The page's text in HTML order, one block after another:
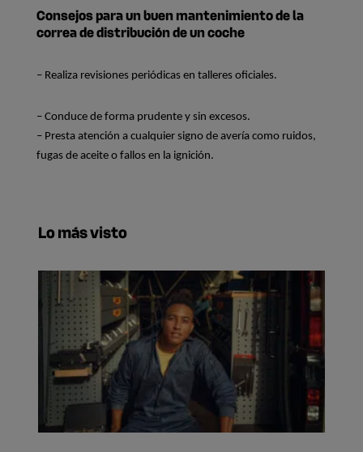
Consejos para un buen mantenimiento de la
correa de distribución de un coche
– Realiza revisiones periódicas en talleres oficiales.
– Conduce de forma prudente y sin excesos.
– Presta atención a cualquier signo de avería como ruidos,
fugas de aceite o fallos en la ignición.
Lo más visto